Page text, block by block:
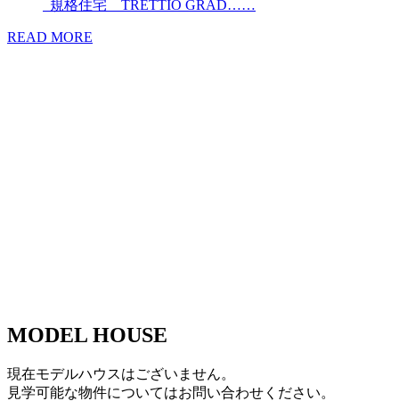
規格住宅 TRETTIO GRAD……
READ MORE
MODEL HOUSE
現在モデルハウスはございません。
見学可能な物件についてはお問い合わせください。